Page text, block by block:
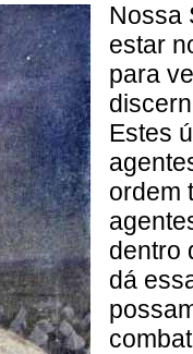
Nossa
estar
para
Estes
ordem
dentro
dá